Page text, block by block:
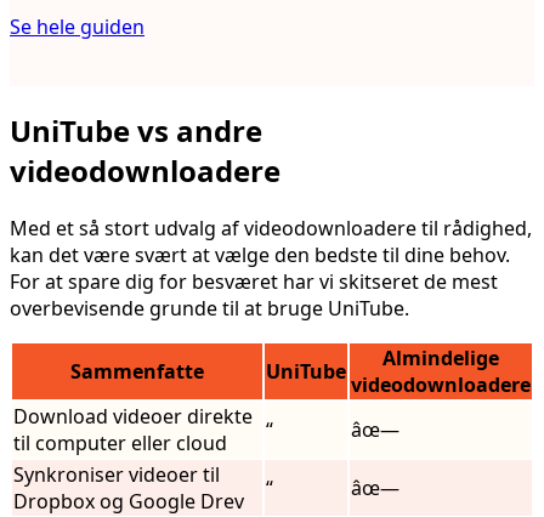
Se hele guiden
UniTube vs andre
videodownloadere
Med et så stort udvalg af videodownloadere til rådighed,
kan det være svært at vælge den bedste til dine behov.
For at spare dig for besværet har vi skitseret de mest
overbevisende grunde til at bruge UniTube.
Sammenfatte UniTube
Almindelige
videodownloadere
Download videoer direkte
til computer eller cloud
“
âœ—
Synkroniser videoer til
Dropbox og Google Drev
“
âœ—